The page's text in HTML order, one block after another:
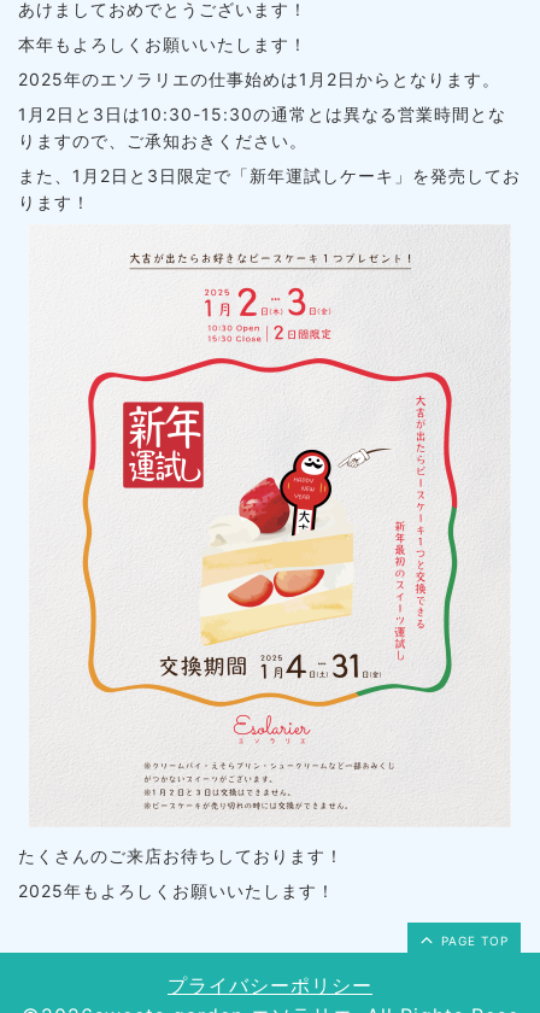
あけましておめでとうございます！
本年もよろしくお願いいたします！
2025年のエソラリエの仕事始めは1月2日からとなります。
1月2日と3日は10:30-15:30の通常とは異なる営業時間とな
りますので、ご承知おきください。
また、1月2日と3日限定で「新年運試しケーキ」を発売してお
ります！
たくさんのご来店お待ちしております！
2025年もよろしくお願いいたします！
PAGE TOP
プライバシーポリシー